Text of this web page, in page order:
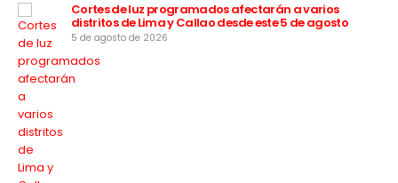
Cortes de luz programados afectarán a varios
distritos de Lima y Callao desde este 5 de agosto
5 de agosto de 2026